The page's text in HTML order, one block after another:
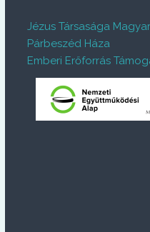
Jézus Társasága
Párbeszéd Háza
Emberi Erőforrás